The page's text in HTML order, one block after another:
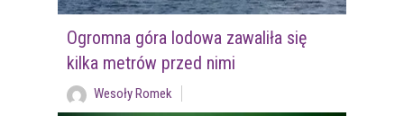
Ogromna góra lodowa zawaliła się
kilka metrów przed nimi
Wesoły Romek